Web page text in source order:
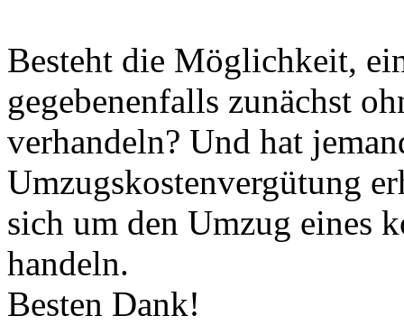
Besteht die Möglichkeit,
gegebenenfalls zunächst
verhandeln? Und hat
Umzugskostenvergütung
sich um den Umzug eines
handeln.
Besten Dank!